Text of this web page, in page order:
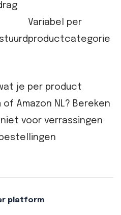
Variabel per
productcategorie
je per product
Amazon NL? Bereken
voor verrassingen
platform